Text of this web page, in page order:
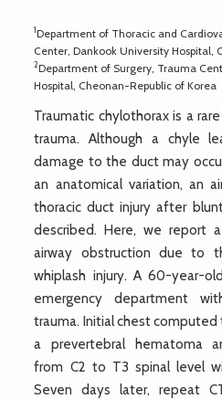
1Department of Thoracic and
Center, Dankook University Hospital,
2Department of Surgery, Trauma
Hospital, Cheonan-Republic of Korea
Traumatic chylothorax is a
trauma. Although a chyle
damage to the duct may
an anatomical variation, an
thoracic duct injury after
described. Here, we report
airway obstruction due to
whiplash injury. A 60-year-
emergency department
trauma. Initial chest
a prevertebral hematoma
from C2 to T3 spinal level
Seven days later, repeat